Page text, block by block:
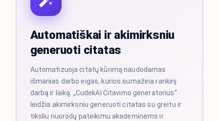
Automatiškai ir akimirksniu
generuoti citatas
Automatizuoja citatų kūrimą naudodamas
išmanias darbo eigas, kurios sumažina rankinį
darbą ir laiką. „CudekAI Citavimo generatorius“
leidžia akimirksniu generuoti citatas su greitu ir
tiksliu nuorodų pateikimu akademinėms ir